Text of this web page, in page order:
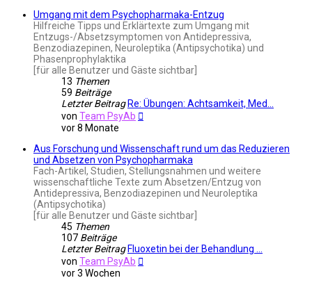
Umgang mit dem Psychopharmaka-Entzug
Hilfreiche Tipps und Erklärtexte zum Umgang mit
Entzugs-/Absetzsymptomen von Antidepressiva,
Benzodiazepinen, Neuroleptika (Antipsychotika) und
Phasenprophylaktika
[für alle Benutzer und Gäste sichtbar]
13 Themen
59 Beiträge
Letzter Beitrag Re: Übungen: Achtsamkeit, Med…
von Team PsyAb
vor 8 Monate
Aus Forschung und Wissenschaft rund um das Reduzieren
und Absetzen von Psychopharmaka
Fach-Artikel, Studien, Stellungsnahmen und weitere
wissenschaftliche Texte zum Absetzen/Entzug von
Antidepressiva, Benzodiazepinen und Neuroleptika
(Antipsychotika)
[für alle Benutzer und Gäste sichtbar]
45 Themen
107 Beiträge
Letzter Beitrag Fluoxetin bei der Behandlung …
von Team PsyAb
vor 3 Wochen